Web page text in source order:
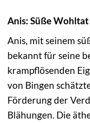
Anis: Süße
Anis, mit seinem
bekannt für seine
krampflösenden
von Bingen
Förderung der
Blähungen. Die